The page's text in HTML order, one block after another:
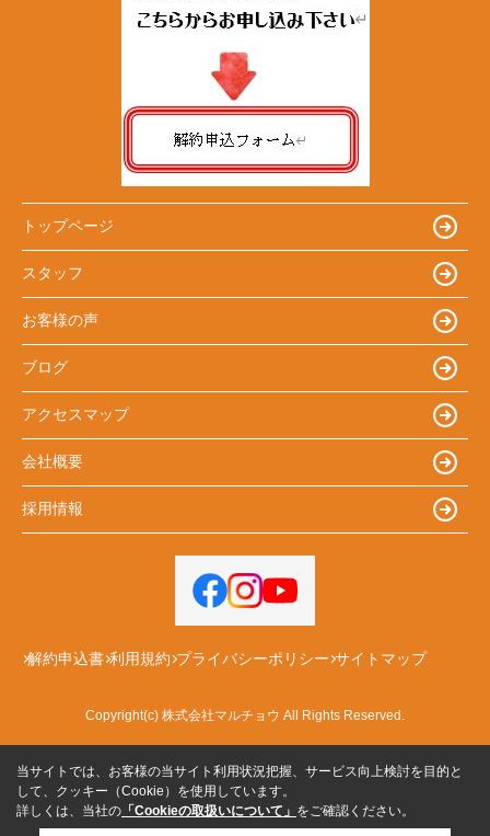
トップページ
スタッフ
お客様の声
ブログ
アクセスマップ
会社概要
採用情報
解約申込書 利用規約 プライバシーポリシー サイトマップ
Copyright(c) 株式会社マルチョウ All Rights Reserved.
当サイトでは、お客様の当サイト利用状況把握、サービス向上検討を目的と
して、クッキー（Cookie）を使用しています。
詳しくは、当社の 「Cookieの取扱いについて」 をご確認ください。